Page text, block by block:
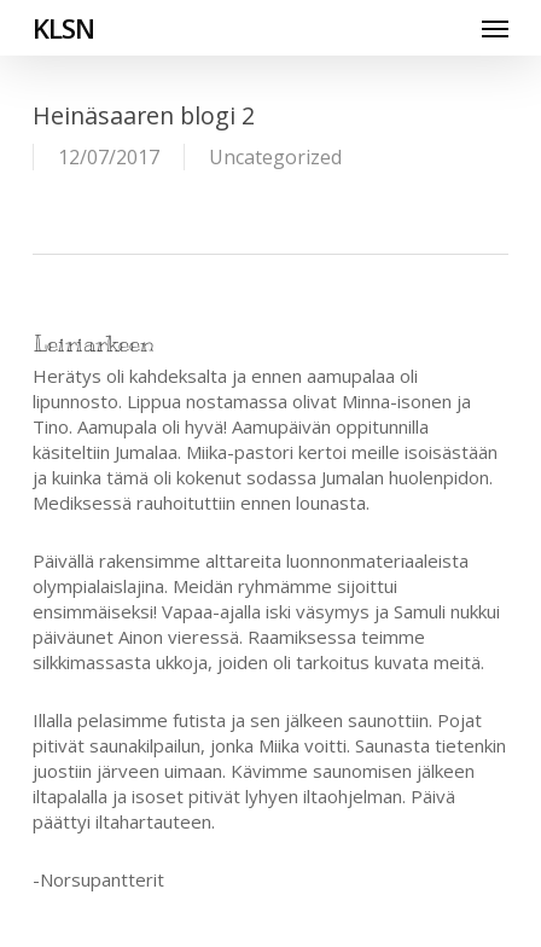
KLSN Menu
Heinäsaaren blogi 2
12/07/2017 Uncategorized
Leiriarkeen
Herätys oli kahdeksalta ja ennen aamupalaa oli
lipunnosto. Lippua nostamassa olivat Minna-isonen ja
Tino. Aamupala oli hyvä! Aamupäivän oppitunnilla
käsiteltiin Jumalaa. Miika-pastori kertoi meille isoisästään
ja kuinka tämä oli kokenut sodassa Jumalan huolenpidon.
Mediksessä rauhoituttiin ennen lounasta.
Päivällä rakensimme alttareita luonnonmateriaaleista
olympialaislajina. Meidän ryhmämme sijoittui
ensimmäiseksi! Vapaa-ajalla iski väsymys ja Samuli nukkui
päiväunet Ainon vieressä. Raamiksessa teimme
silkkimassasta ukkoja, joiden oli tarkoitus kuvata meitä.
Illalla pelasimme futista ja sen jälkeen saunottiin. Pojat
pitivät saunakilpailun, jonka Miika voitti. Saunasta tietenkin
juostiin järveen uimaan. Kävimme saunomisen jälkeen
iltapalalla ja isoset pitivät lyhyen iltaohjelman. Päivä
päättyi iltahartauteen.
-Norsupantterit